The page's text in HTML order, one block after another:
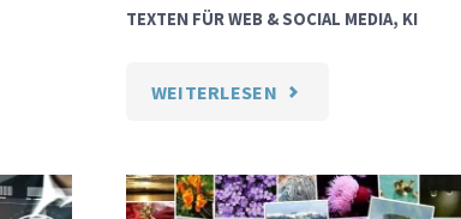
TEXTEN FÜR WEB & SOCIAL MEDIA, KI
WEITERLESEN "DIPLOMLEHRGANG
MANAGEMENT,